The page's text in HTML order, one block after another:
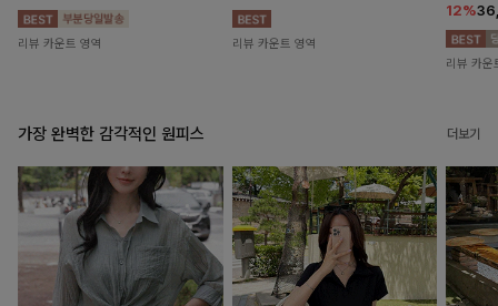
리뷰 카운트 영역 리뷰 카운트 영역
12%
리뷰 카운
가장 완벽한 감각적인 원피스 더보기